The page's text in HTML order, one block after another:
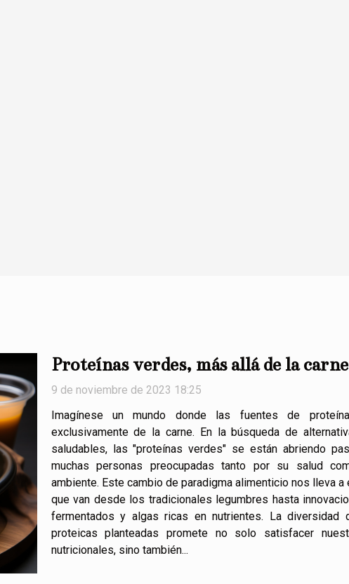
Proteínas verdes, más allá de la carne
9 de noviembre de 2023 18:25
Imagínese un mundo donde las fuentes de
exclusivamente de la carne. En la búsqueda de
saludables, las "proteínas verdes" se están abriendo
muchas personas preocupadas tanto por su salud
ambiente. Este cambio de paradigma alimenticio nos lleva
que van desde los tradicionales legumbres hasta
fermentados y algas ricas en nutrientes. La diversidad
proteicas planteadas promete no solo satisfacer
nutricionales, sino también...